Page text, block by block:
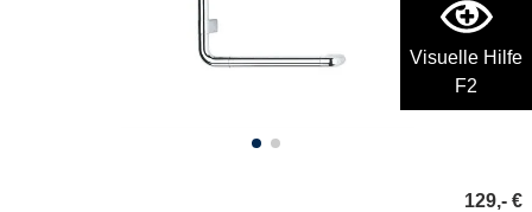
Visuelle Hilfe
F2
129,- €